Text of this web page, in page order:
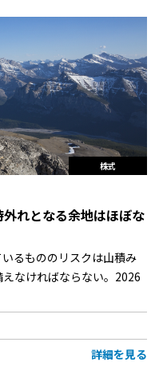
株式
れとなる余地はほぼな
るもののリスクは山積み
なければならない。2026
詳細を見る